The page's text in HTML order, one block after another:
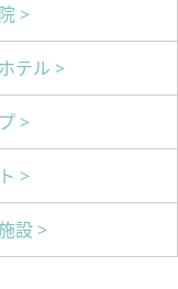
>
テル >
>
>
設 >